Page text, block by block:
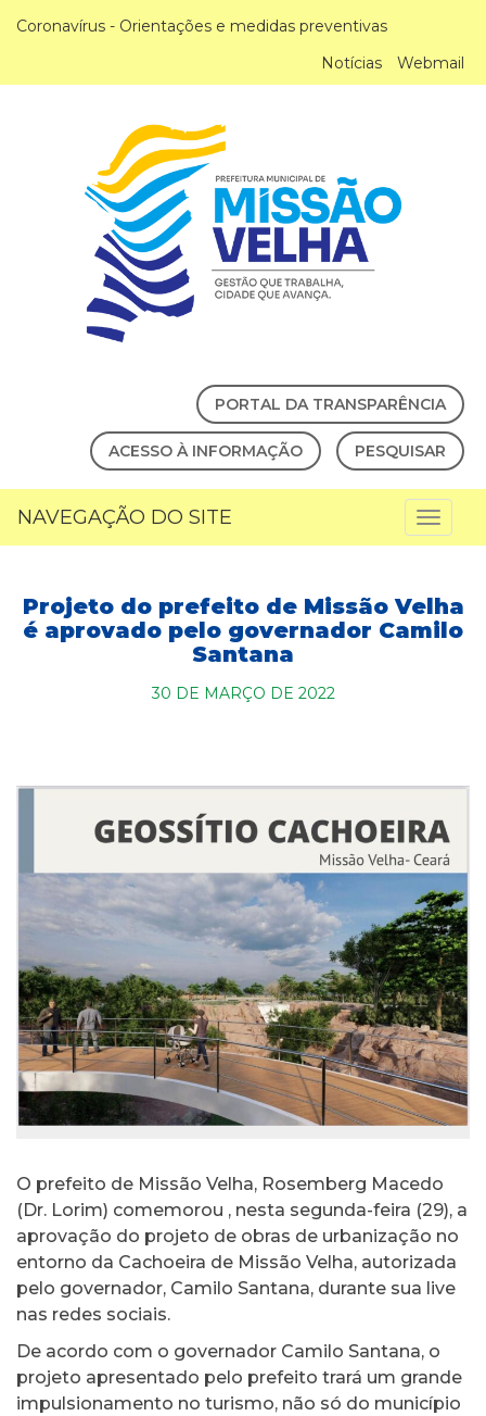
Coronavírus - Orientações e medidas preventivas
Notícias
Webmail
PORTAL DA TRANSPARÊNCIA
ACESSO À INFORMAÇÃO PESQUISAR
NAVEGAÇÃO DO SITE
Projeto do prefeito de Missão Velha
é aprovado pelo governador Camilo
Santana
30 DE MARÇO DE 2022
O prefeito de Missão Velha, Rosemberg Macedo
(Dr. Lorim) comemorou , nesta segunda-feira (29), a
aprovação do projeto de obras de urbanização no
entorno da Cachoeira de Missão Velha, autorizada
pelo governador, Camilo Santana, durante sua live
nas redes sociais.
De acordo com o governador Camilo Santana, o
projeto apresentado pelo prefeito trará um grande
impulsionamento no turismo, não só do município